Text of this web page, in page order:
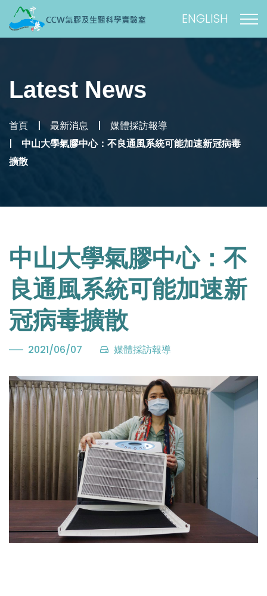
ENGLISH
Latest News
首頁 最新消息 媒體採訪報導
中山大學氣膠中心：不良通風系統可能加速新冠病毒
擴散
中山大學氣膠中心：不
良通風系統可能加速新
冠病毒擴散
2021/06/07 媒體採訪報導